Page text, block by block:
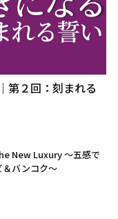
第２回：刻まれる
New Luxury ～五感で
バンコク～